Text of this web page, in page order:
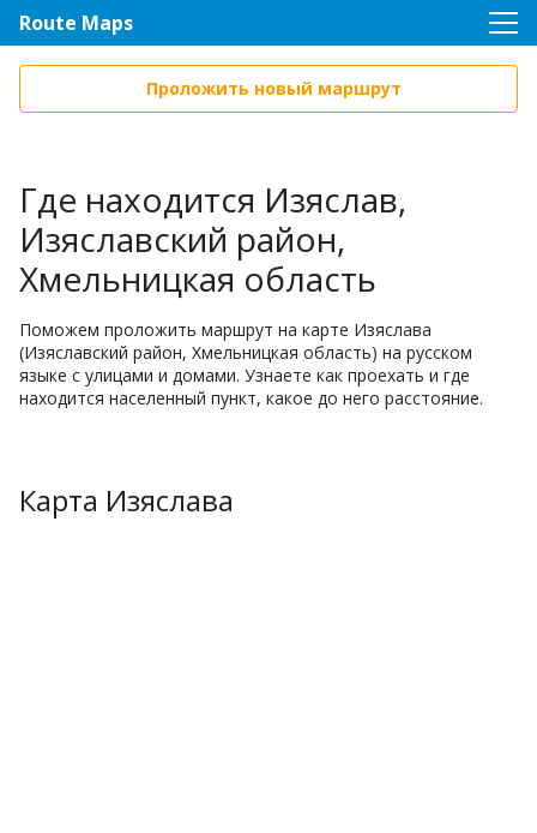
Route Maps
Проложить новый маршрут
Где находится Изяслав,
Изяславский район,
Хмельницкая область
Поможем проложить маршрут на карте Изяслава
(Изяславский район, Хмельницкая область) на русском
языке с улицами и домами. Узнаете как проехать и где
находится населенный пункт, какое до него расстояние.
Карта Изяслава